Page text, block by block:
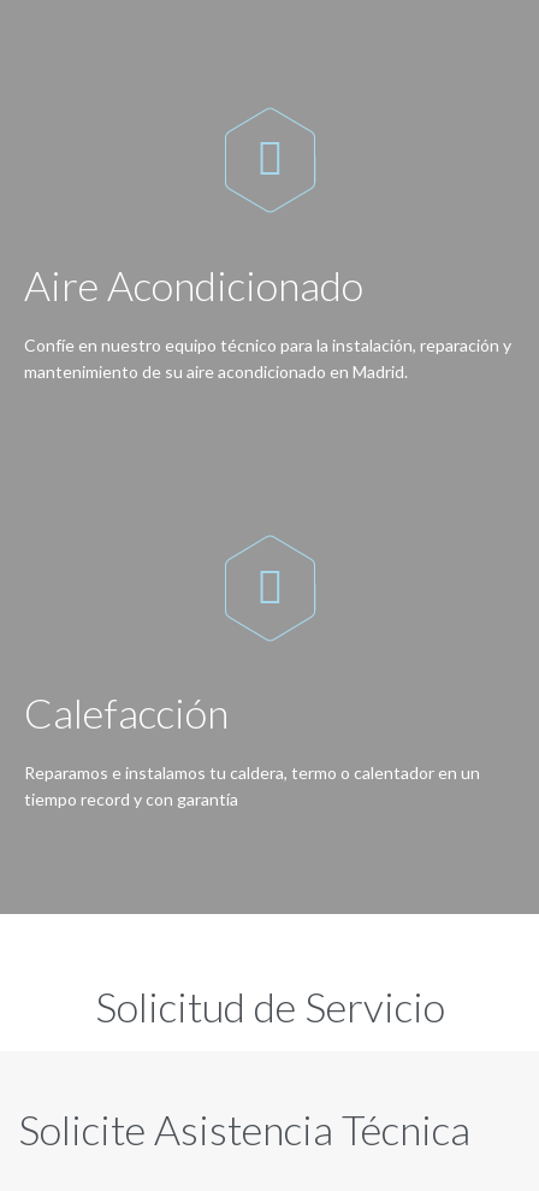

Aire Acondicionado
Confíe en nuestro equipo técnico para la instalación, reparación y
mantenimiento de su aire acondicionado en Madrid.

Calefacción
Reparamos e instalamos tu caldera, termo o calentador en un
tiempo record y con garantía
Solicitud de Servicio
Solicite Asistencia Técnica